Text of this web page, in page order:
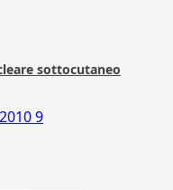
sottocutaneo
9